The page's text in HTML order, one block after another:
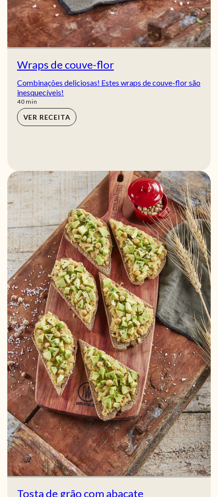
Wraps de couve-flor
Combinações deliciosas! Estes wraps de couve-flor são
inesquecíveis!
40min
min
VER RECEITA
Tosta de grão com abacate